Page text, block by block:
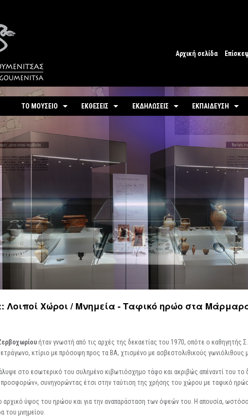
Αρχική σελίδα
Σχόλια
ΤΟ ΜΟΥΣΕΙΟ
Ταυτότητα / Ιστορία
Σύντομη περιήγηση
Δραστηριότητες
ΕΚΘΕΣΕΙΣ
Αίθουσες / Ενότητες
- Βίντεο - Εικονική περιήγηση
Εκθέματα / Χρονολόγιο
Έκθεμα του Μήνα
Περιοδικές / Φιλοξενούμενες
Περιοδεύουσες
Συμμετοχές
ΕΚΔΗΛΩΣΕΙΣ
Αρχείο Εκδηλώσεων
ΕΚΠΑΙΔΕΥΣΗ
Προγράμματα
-Μόνιμα
-Εκπαιδευτικές
Αρχείο
Ψηφιακές Δράσεις
Επισκέψεις
Ο Χώρος σας
Δημιουργίες
Λοιποί Xώροι / Μνημεία - Ταφικό ηρώο στα
ήταν γνωστή από τις αρχές της δεκαετίας του 1970, οπότε ο καθηγητής
κτίριο με πρόσοψη προς τα ΒΑ, χτισμένο με ασβεστολιθικούς
στο εσωτερικό του συλημένο κιβωτιόσχημο τάφο και ακριβώς απέναντί του το
προσφορών», συνηγορώντας έτσι στην ταύτιση της χρήσης του χώρου με ταφικό
αρχικό ύψος του ηρώου και για την αναπαράσταση των όψεών του. Η απουσία,
του μνημείου.